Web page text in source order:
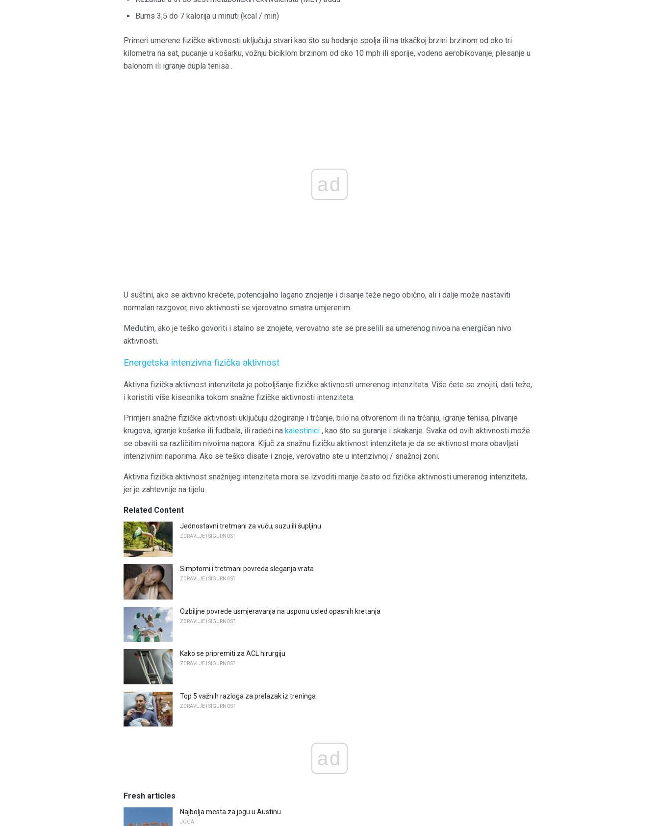
Burns 3,5 do 7 kalorija u minuti (kcal / min)
Primeri umerene fizičke aktivnosti uključuju stvari kao što su hodanje spolja ili na trkačkoj brzini brzinom od oko tri
kilometra na sat, pucanje u košarku, vožnju biciklom brzinom od oko 10 mph ili sporije, vodeno aerobikovanje, plesanje u
balonom ili igranje dupla tenisa .
ad
U suštini, ako se aktivno krećete, potencijalno lagano znojenje i disanje teže nego obično, ali i dalje može nastaviti
normalan razgovor, nivo aktivnosti se vjerovatno smatra umjerenim.
Međutim, ako je teško govoriti i stalno se znojete, verovatno ste se preselili sa umerenog nivoa na energičan nivo
aktivnosti.
Energetska intenzivna fizička aktivnost
Aktivna fizička aktivnost intenziteta je poboljšanje fizičke aktivnosti umerenog intenziteta. Više ćete se znojiti, dati teže,
i koristiti više kiseonika tokom snažne fizičke aktivnosti intenziteta.
Primjeri snažne fizičke aktivnosti uključuju džogiranje i trčanje, bilo na otvorenom ili na trčanju, igranje tenisa, plivanje
krugova, igranje košarke ili fudbala, ili radeći na kalestinici , kao što su guranje i skakanje. Svaka od ovih aktivnosti može
se obaviti sa različitim nivoima napora. Ključ za snažnu fizičku aktivnost intenziteta je da se aktivnost mora obavljati
intenzivnim naporima. Ako se teško disate i znoje, verovatno ste u intenzivnoj / snažnoj zoni.
Aktivna fizička aktivnost snažnijeg intenziteta mora se izvoditi manje često od fizičke aktivnosti umerenog intenziteta,
jer je zahtevnije na tijelu.
Related Content
Jednostavni tretmani za vuču, suzu ili šupljinu
ZDRAVLJE I SIGURNOST
Simptomi i tretmani povreda sleganja vrata
ZDRAVLJE I SIGURNOST
Ozbiljne povrede usmjeravanja na usponu usled opasnih kretanja
ZDRAVLJE I SIGURNOST
Kako se pripremiti za ACL hirurgiju
ZDRAVLJE I SIGURNOST
Top 5 važnih razloga za prelazak iz treninga
ZDRAVLJE I SIGURNOST
ad
Fresh articles
Najbolja mesta za jogu u Austinu
JOGA